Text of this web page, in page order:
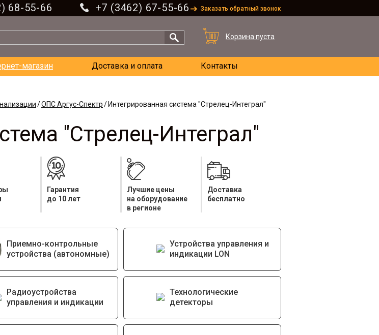
68-55-66 +7 (3462) 67-55-66 Заказать обратный звонок
Корзина пуста
магазин Доставка и оплата Контакты
ОПС Аргус-Спектр Интегрированная система "Стрелец-Интеграл"
"Стрелец-Интеграл"
Гарантия
до 10 лет
Лучшие цены
на оборудование
в регионе
Доставка
бесплатно
Приемно-контрольные
устройства (автономные)
Устройства управления и
индикации LON
Радиоустройства
управления и индикации
Технологические
детекторы